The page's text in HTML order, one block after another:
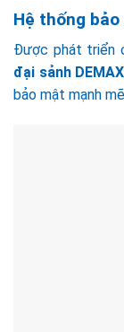
Hệ thống
Được phát triển
đại sảnh
bảo mật mạnh